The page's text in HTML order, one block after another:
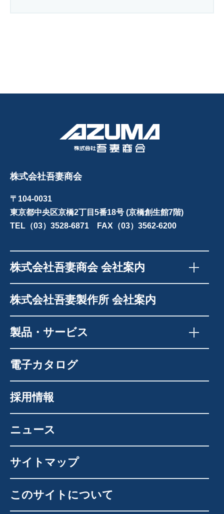
株式会社吾妻商会
〒104-0031
東京都中央区京橋2丁目5番18号 (京橋創生館7階)
TEL（03）3528-6871 FAX（03）3562-6200
株式会社吾妻商会 会社案内
株式会社吾妻製作所 会社案内
製品・サービス
電子カタログ
採用情報
ニュース
サイトマップ
このサイトについて